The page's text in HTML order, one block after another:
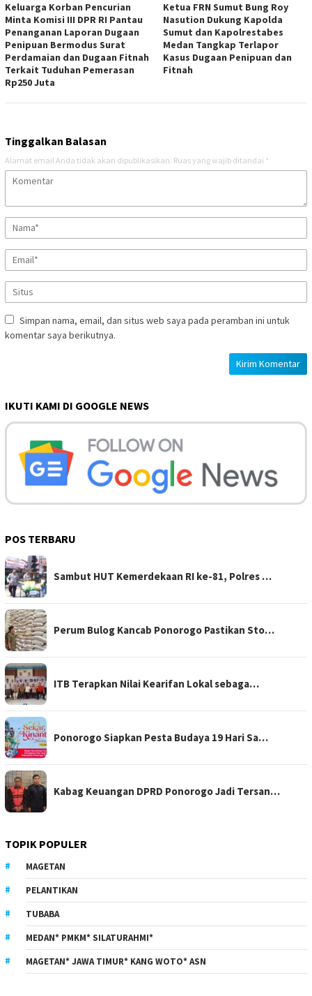
Keluarga Korban Pencurian
Minta Komisi III DPR RI Pantau
Penanganan Laporan Dugaan
Penipuan Bermodus Surat
Perdamaian dan Dugaan Fitnah
Terkait Tuduhan Pemerasan
Rp250 Juta
Ketua FRN Sumut Bung Roy
Nasution Dukung Kapolda
Sumut dan Kapolrestabes
Medan Tangkap Terlapor
Kasus Dugaan Penipuan dan
Fitnah
Tinggalkan Balasan
Alamat email Anda tidak akan dipublikasikan. Ruas yang wajib ditandai *
Simpan nama, email, dan situs web saya pada peramban ini untuk
komentar saya berikutnya.
IKUTI KAMI DI GOOGLE NEWS
POS TERBARU
Sambut HUT Kemerdekaan RI ke-81, Polres …
Perum Bulog Kancab Ponorogo Pastikan Sto…
ITB Terapkan Nilai Kearifan Lokal sebaga…
Ponorogo Siapkan Pesta Budaya 19 Hari Sa…
Kabag Keuangan DPRD Ponorogo Jadi Tersan…
TOPIK POPULER
MAGETAN
PELANTIKAN
TUBABA
MEDAN* PMKM* SILATURAHMI*
MAGETAN* JAWA TIMUR* KANG WOTO* ASN